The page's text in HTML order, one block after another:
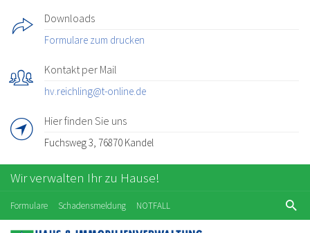
Downloads
Formulare zum drucken
Kontakt per Mail
hv.reichling@t-online.de
Hier finden Sie uns
Fuchsweg 3, 76870 Kandel
Wir verwalten Ihr zu Hause!
Formulare Schadensmeldung NOTFALL